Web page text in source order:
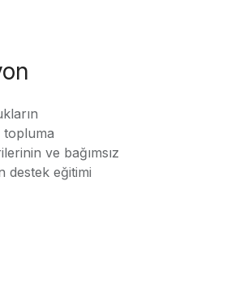
topluma
ve bağımsız
destek eğitimi